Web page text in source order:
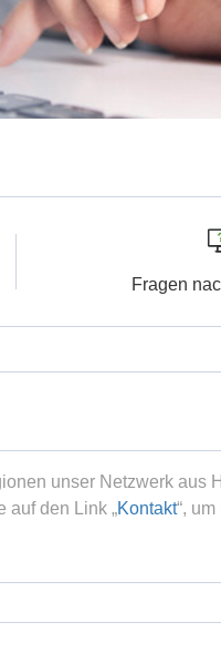
Fragen
unser Netzwerk aus
auf den Link „Kontakt“,